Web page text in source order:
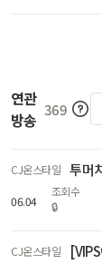
연관
방송 369
CJ온스타일
06.04
조회수
🔒
CJ온스타일